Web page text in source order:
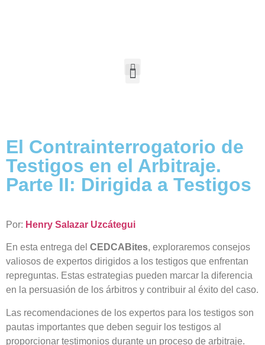
El Contrainterrogatorio de
Testigos en el Arbitraje.
Parte II: Dirigida a Testigos
Por: Henry Salazar Uzcátegui
En esta entrega del CEDCABites, exploraremos consejos
valiosos de expertos dirigidos a los testigos que enfrentan
repreguntas. Estas estrategias pueden marcar la diferencia
en la persuasión de los árbitros y contribuir al éxito del caso.
Las recomendaciones de los expertos para los testigos son
pautas importantes que deben seguir los testigos al
proporcionar testimonios durante un proceso de arbitraje.